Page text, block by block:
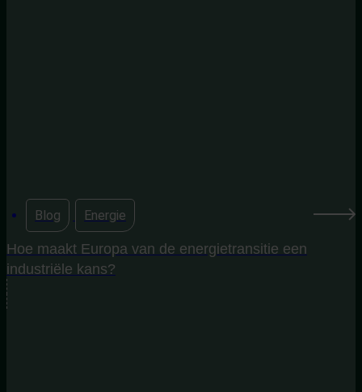
Blog Energie
Hoe maakt Europa van de energietransitie een
industriële kans?